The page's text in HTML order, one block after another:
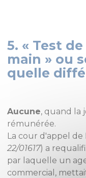
5. « Test
main » ou
quelle
Aucune, quand la
rémunérée.
La cour d'appel de
22/01617) a
par laquelle un
commercial,